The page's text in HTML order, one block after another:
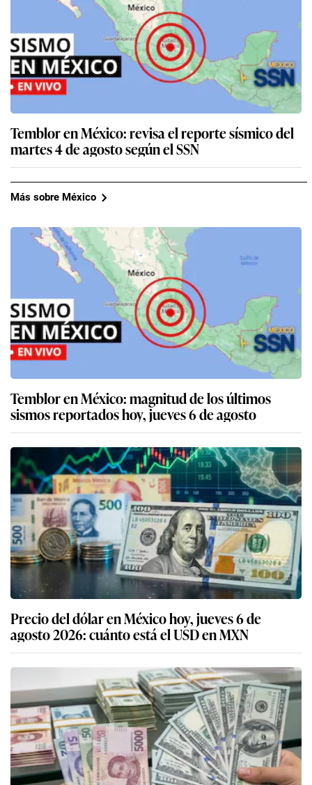
Temblor en México: revisa el reporte sísmico del
martes 4 de agosto según el SSN
Más sobre México
Temblor en México: magnitud de los últimos
sismos reportados hoy, jueves 6 de agosto
Precio del dólar en México hoy, jueves 6 de
agosto 2026: cuánto está el USD en MXN